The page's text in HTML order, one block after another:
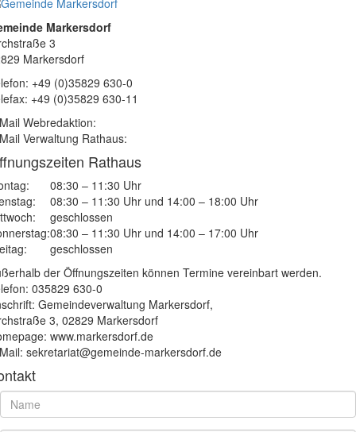
Markersdorf
3
Markersdorf
+49 (0)35829 630-0
+49 (0)35829 630-11
Webredaktion:
Verwaltung Rathaus:
Rathaus
08:30 – 11:30 Uhr
08:30 – 11:30 Uhr und 14:00 – 18:00 Uhr
geschlossen
08:30 – 11:30 Uhr und 14:00 – 17:00 Uhr
geschlossen
der Öffnungszeiten können Termine vereinbart werden.
035829 630-0
Gemeindeverwaltung Markersdorf,
3, 02829 Markersdorf
www.markersdorf.de
sekretariat@gemeinde-markersdorf.de